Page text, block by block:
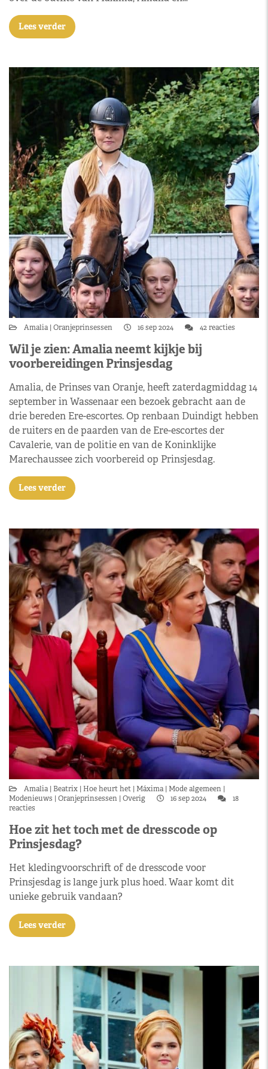
Lees verder
Amalia Oranjeprinsessen 16 sep 2024 42 reacties
Wil je zien: Amalia neemt kijkje bij
voorbereidingen Prinsjesdag
Amalia, de Prinses van Oranje, heeft zaterdagmiddag 14
september in Wassenaar een bezoek gebracht aan de
drie bereden Ere-escortes. Op renbaan Duindigt hebben
de ruiters en de paarden van de Ere-escortes der
Cavalerie, van de politie en van de Koninklijke
Marechaussee zich voorbereid op Prinsjesdag.
Lees verder
Amalia Beatrix Hoe heurt het Máxima Mode algemeen
Modenieuws
Oranjeprinsessen Overig 16 sep 2024
18
reacties
Hoe zit het toch met de dresscode op
Prinsjesdag?
Het kledingvoorschrift of de dresscode voor
Prinsjesdag is lange jurk plus hoed. Waar komt dit
unieke gebruik vandaan?
Lees verder